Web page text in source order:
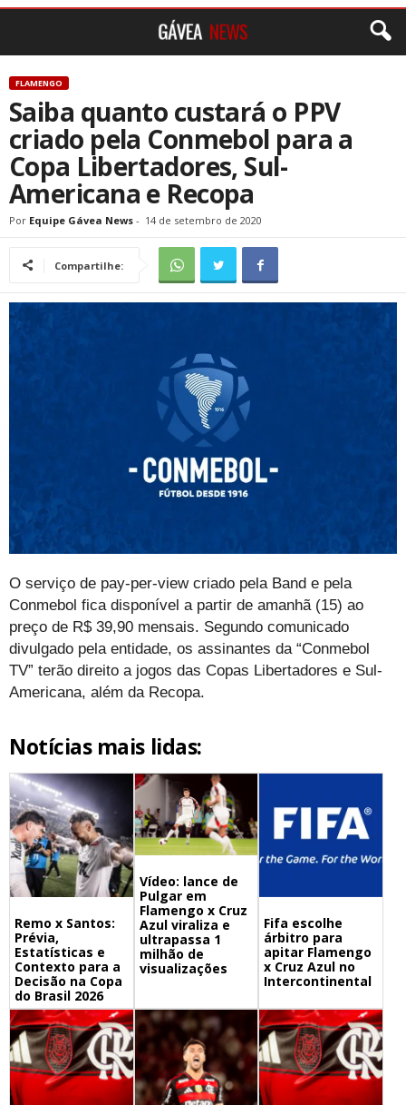
FLAMENGO
Saiba quanto custará o PPV
criado pela Conmebol para a
Copa Libertadores, Sul-
Americana e Recopa
Por Equipe Gávea News - 14 de setembro de 2020
Compartilhe:
O serviço de pay-per-view criado pela Band e pela
Conmebol fica disponível a partir de amanhã (15) ao
preço de R$ 39,90 mensais. Segundo comunicado
divulgado pela entidade, os assinantes da “Conmebol
TV” terão direito a jogos das Copas Libertadores e Sul-
Americana, além da Recopa.
Notícias mais lidas:
Remo x Santos:
Prévia,
Estatísticas e
Contexto para a
Decisão na Copa
do Brasil 2026
Vídeo: lance de
Pulgar em
Flamengo x Cruz
Azul viraliza e
ultrapassa 1
milhão de
visualizações
Fifa escolhe
árbitro para
apitar Flamengo
x Cruz Azul no
Intercontinental